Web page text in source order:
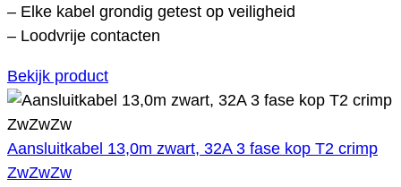
– Elke kabel grondig getest op veiligheid
– Loodvrije contacten
Bekijk product
Aansluitkabel 13,0m zwart, 32A 3 fase kop T2 crimp
ZwZwZw